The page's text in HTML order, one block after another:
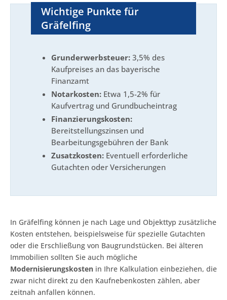
Wichtige Punkte für
Gräfelfing
Grunderwerbsteuer:3,5% des
Kaufpreises an das bayerische
Finanzamt
Notarkosten: Etwa 1,5-2% für
Kaufvertrag und Grundbucheintrag
Finanzierungskosten:
Bereitstellungszinsen und
Bearbeitungsgebühren der Bank
Zusatzkosten: Eventuell erforderliche
Gutachten oder Versicherungen
In Gräfelfing können je nach Lage und Objekttyp zusätzliche
Kosten entstehen, beispielsweise für spezielle Gutachten
oder die Erschließung von Baugrundstücken. Bei älteren
Immobilien sollten Sie auch mögliche
Modernisierungskosten in Ihre Kalkulation einbeziehen, die
zwar nicht direkt zu den Kaufnebenkosten zählen, aber
zeitnah anfallen können.